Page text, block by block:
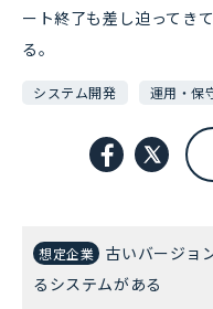
ート終了も差し迫ってき
る。
システム開発 運用・保
想定企業
古いバージョ
るシステムがある